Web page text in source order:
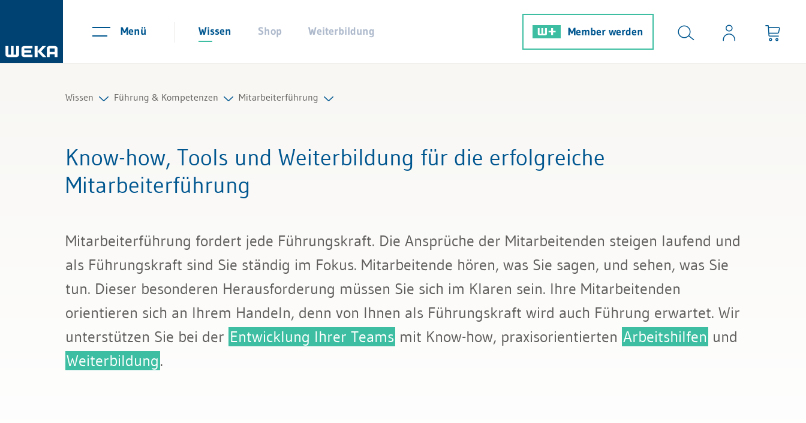
Menü Wissen Shop Weiterbildung Member werden
Wissen
Management
Führung & Kompetenzen
Bau & Immobilien
Führung & Kompetenzen
Selbstmanagement
Kommunikation und Auftritt
Mitarbeiterführung
Führungsinstrumente
Qualifikation und Ziele
Coaching und Entwicklung
Teambuilding
Know-how, Tools und Weiterbildung für die erfolgreiche
Mitarbeiterführung
Mitarbeiterführung fordert jede Führungskraft. Die Ansprüche der Mitarbeitenden steigen laufend und
als Führungskraft sind Sie ständig im Fokus. Mitarbeitende hören, was Sie sagen, und sehen, was Sie
tun. Dieser besonderen Herausforderung müssen Sie sich im Klaren sein. Ihre Mitarbeitenden
orientieren sich an Ihrem Handeln, denn von Ihnen als Führungskraft wird auch Führung erwartet. Wir
unterstützen Sie bei der Entwicklung Ihrer Teams mit Know-how, praxisorientierten Arbeitshilfen und
Weiterbildung.